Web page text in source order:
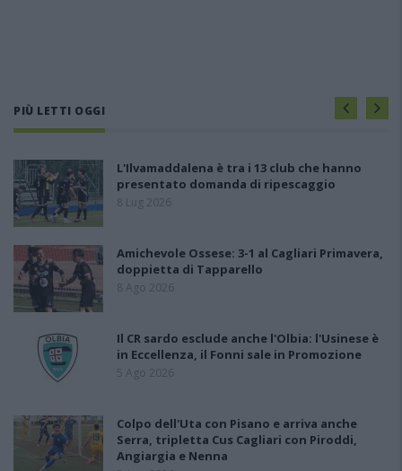
PIÙ LETTI OGGI
L'Ilvamaddalena è tra i 13 club che hanno
presentato domanda di ripescaggio
8 Lug 2026
Amichevole Ossese: 3-1 al Cagliari Primavera,
doppietta di Tapparello
8 Ago 2026
Il CR sardo esclude anche l'Olbia: l'Usinese è
in Eccellenza, il Fonni sale in Promozione
5 Ago 2026
Colpo dell'Uta con Pisano e arriva anche
Serra, tripletta Cus Cagliari con Piroddi,
Angiargia e Nenna